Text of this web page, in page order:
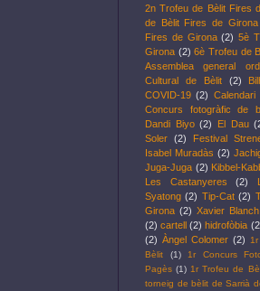
2n Trofeu de Bèlit Fires
de Bèlit Fires de Girona
Fires de Girona (2) 5è
Girona (2) 6è Trofeu de
Assemblea general
Cultural de Bèlit
(2)
COVID-19 (2) Calendari
Concurs fotogràfic de
Dandi Biyo (2) El Dau
Soler (2) Festival
Isabel Muradàs (2)
Juga-Juga (2) Kibbel-
Les Castanyeres
(2)
Syatong (2) Tip-Cat (2)
Girona (2) Xavier Blanch
(2) cartell (2) hidrofòbia
(2) Àngel Colomer (2)
Bèlit
(1)
1r Concurs
Pagès (1) 1r Trofeu de
torneig de bèlit de Sarrià